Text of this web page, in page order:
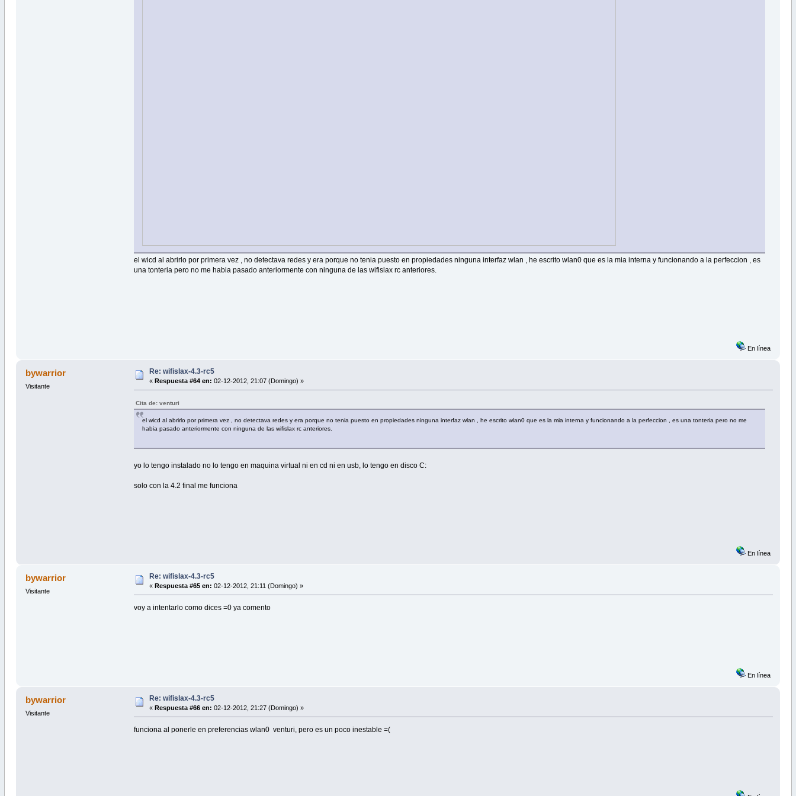
el wicd al abrirlo por primera vez , no detectava redes y era porque no tenia puesto en propiedades ninguna interfaz wlan , he escrito wlan0 que es la mia interna y funcionando a la perfeccion , es
una tonteria pero no me habia pasado anteriormente con ninguna de las wifislax rc anteriores.
En línea
bywarrior
Visitante
Re: wifislax-4.3-rc5
« Respuesta #64 en: 02-12-2012, 21:07 (Domingo) »
Cita de: venturi
el wicd al abrirlo por primera vez , no detectava redes y era porque no tenia puesto en propiedades ninguna interfaz wlan , he escrito wlan0 que es la mia interna y funcionando a la perfeccion , es una tonteria pero no me
habia pasado anteriormente con ninguna de las wifislax rc anteriores.
yo lo tengo instalado no lo tengo en maquina virtual ni en cd ni en usb, lo tengo en disco C:
solo con la 4.2 final me funciona
En línea
bywarrior
Visitante
Re: wifislax-4.3-rc5
« Respuesta #65 en: 02-12-2012, 21:11 (Domingo) »
voy a intentarlo como dices =0 ya comento
En línea
bywarrior
Visitante
Re: wifislax-4.3-rc5
« Respuesta #66 en: 02-12-2012, 21:27 (Domingo) »
funciona al ponerle en preferencias wlan0 venturi, pero es un poco inestable =(